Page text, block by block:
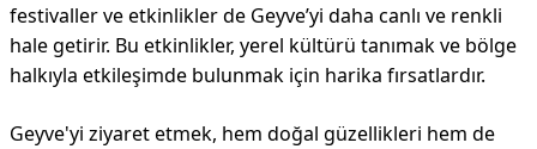
festivaller ve etkinlikler de Geyve’yi daha canlı ve renkli
hale getirir. Bu etkinlikler, yerel kültürü tanımak ve bölge
halkıyla etkileşimde bulunmak için harika fırsatlardır.
Geyve'yi ziyaret etmek, hem doğal güzellikleri hem de